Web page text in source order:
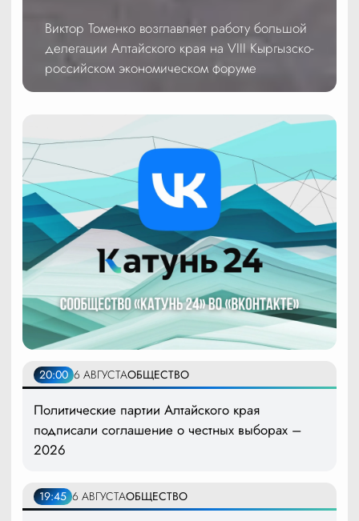
Виктор Томенко возглавляет работу большой
делегации Алтайского края на VIII Кыргызско-
российском экономическом форуме
20:00 6 АВГУСТАОБЩЕСТВО
Политические партии Алтайского края
подписали соглашение о честных выборах –
2026
19:45 6 АВГУСТАОБЩЕСТВО